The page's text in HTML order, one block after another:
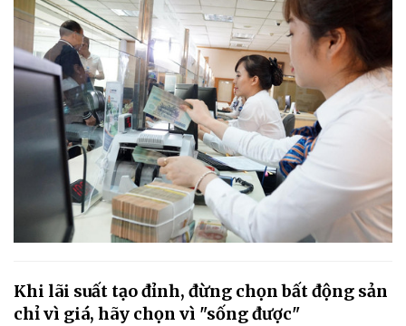
Khi lãi suất tạo đỉnh, đừng chọn bất động sản
chỉ vì giá, hãy chọn vì "sống được"